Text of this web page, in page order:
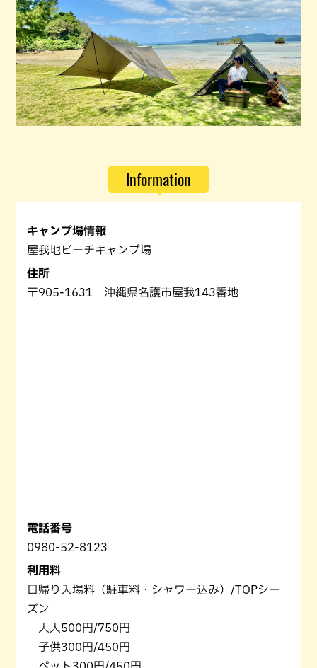
Information
キャンプ場情報
屋我地ビーチキャンプ場
住所
〒905-1631 沖縄県名護市屋我143番地
電話番号
0980-52-8123
利用料
日帰り入場料（駐車料・シャワー込み）/TOPシー
ズン
大人500円/750円
子供300円/450円